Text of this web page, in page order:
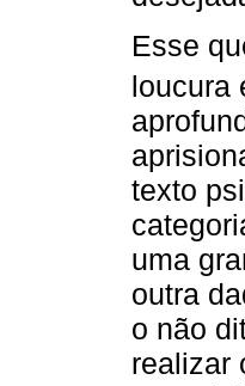
Esse
loucura
texto
uma
outra
o não
realizar